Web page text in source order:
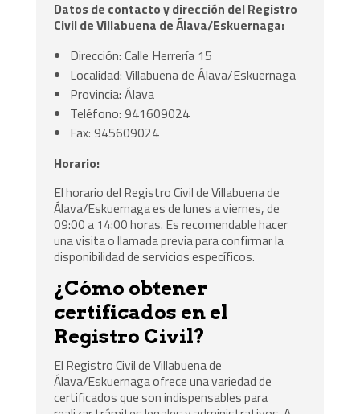
Datos de contacto y dirección del Registro
Civil de Villabuena de Álava/Eskuernaga:
Dirección: Calle Herrería 15
Localidad: Villabuena de Álava/Eskuernaga
Provincia: Álava
Teléfono: 941609024
Fax: 945609024
Horario:
El horario del Registro Civil de Villabuena de
Álava/Eskuernaga es de lunes a viernes, de
09:00 a 14:00 horas. Es recomendable hacer
una visita o llamada previa para confirmar la
disponibilidad de servicios específicos.
¿Cómo obtener
certificados en el
Registro Civil?
El Registro Civil de Villabuena de
Álava/Eskuernaga ofrece una variedad de
certificados que son indispensables para